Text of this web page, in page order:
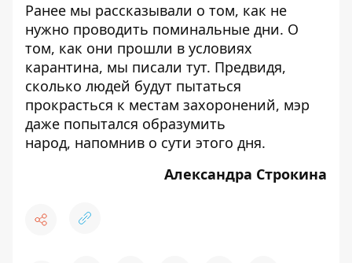
Ранее мы рассказывали о том, как не
нужно проводить поминальные дни. О
том, как они прошли в условиях
карантина, мы писали тут. Предвидя,
сколько людей будут пытаться
прокрасться к местам захоронений, мэр
даже попытался образумить
народ, напомнив о сути этого дня.
Александра Строкина